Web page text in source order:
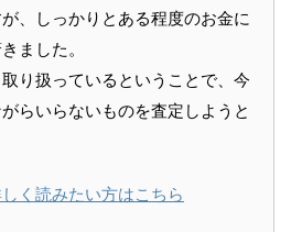
、しっかりとある程度のお金に
ました。
り扱っているということで、今
らいらないものを査定しようと
く読みたい方はこちら